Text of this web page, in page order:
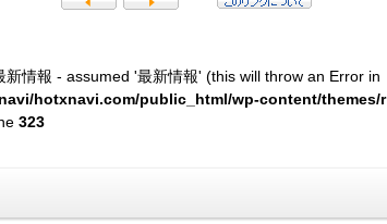
情報 - assumed '最新情報' (this will throw an Error in
hotxnavi.com/public_html/wp-content/themes/r
323